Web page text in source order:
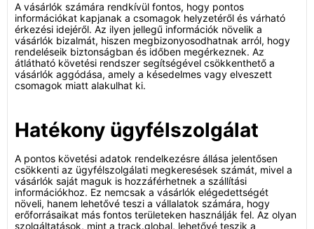
A vásárlók számára rendkívül fontos, hogy pontos
információkat kapjanak a csomagok helyzetéről és várható
érkezési idejéről. Az ilyen jellegű információk növelik a
vásárlók bizalmát, hiszen megbizonyosodhatnak arról, hogy
rendeléseik biztonságban és időben megérkeznek. Az
átlátható követési rendszer segítségével csökkenthető a
vásárlók aggódása, amely a késedelmes vagy elveszett
csomagok miatt alakulhat ki.
Hatékony ügyfélszolgálat
A pontos követési adatok rendelkezésre állása jelentősen
csökkenti az ügyfélszolgálati megkeresések számát, mivel a
vásárlók saját maguk is hozzáférhetnek a szállítási
információkhoz. Ez nemcsak a vásárlók elégedettségét
növeli, hanem lehetővé teszi a vállalatok számára, hogy
erőforrásaikat más fontos területeken használják fel. Az olyan
szolgáltatások, mint a track.global, lehetővé teszik a